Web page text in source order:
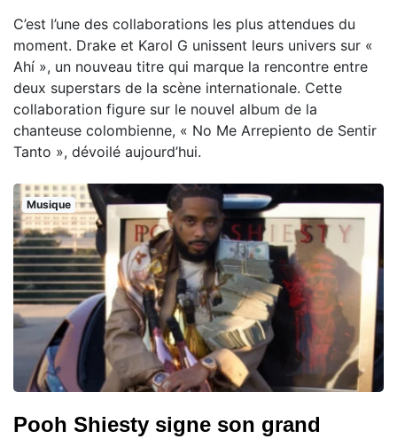
C’est l’une des collaborations les plus attendues du
moment. Drake et Karol G unissent leurs univers sur «
Ahí », un nouveau titre qui marque la rencontre entre
deux superstars de la scène internationale. Cette
collaboration figure sur le nouvel album de la
chanteuse colombienne, « No Me Arrepiento de Sentir
Tanto », dévoilé aujourd’hui.
Musique
Pooh Shiesty signe son grand